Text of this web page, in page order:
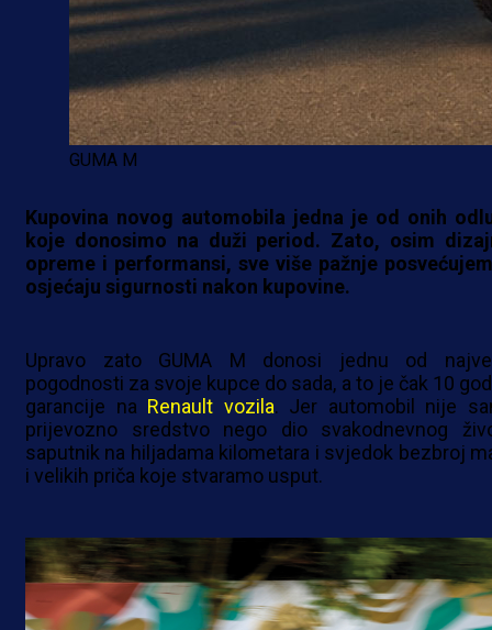
GUMA M
Kupovina novog automobila jedna je od onih
koje donosimo na duži period. Zato, osim
opreme i performansi, sve više pažnje
osjećaju sigurnosti nakon kupovine.
Upravo zato GUMA M donosi jednu od
pogodnosti za svoje kupce do sada, a to je čak 10
garancije na Renault vozila. Jer automobil nije
prijevozno sredstvo nego dio svakodnevnog
saputnik na hiljadama kilometara i svjedok bezbroj
i velikih priča koje stvaramo usput.